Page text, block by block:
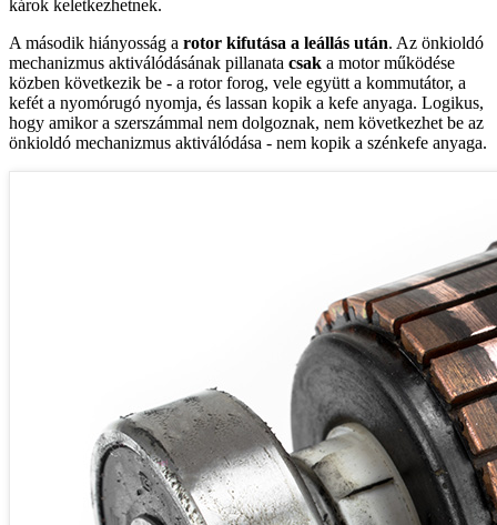
károk keletkezhetnek.
A második hiányosság a rotor kifutása a leállás után. Az önkioldó
mechanizmus aktiválódásának pillanata csak a motor működése
közben következik be - a rotor forog, vele együtt a kommutátor, a
kefét a nyomórugó nyomja, és lassan kopik a kefe anyaga. Logikus,
hogy amikor a szerszámmal nem dolgoznak, nem következhet be az
önkioldó mechanizmus aktiválódása - nem kopik a szénkefe anyaga.